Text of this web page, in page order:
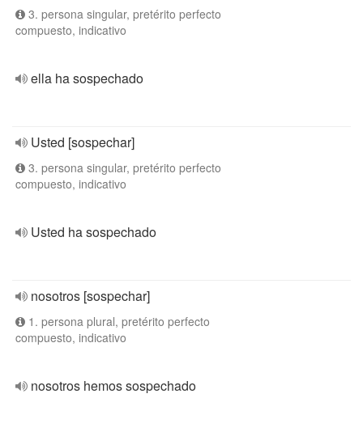
3. persona singular, pretérito perfecto
compuesto, indicativo
ella ha sospechado
Usted [sospechar]
3. persona singular, pretérito perfecto
compuesto, indicativo
Usted ha sospechado
nosotros [sospechar]
1. persona plural, pretérito perfecto
compuesto, indicativo
nosotros hemos sospechado